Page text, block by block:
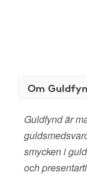
Om
Guldfynd är
smycken i
och